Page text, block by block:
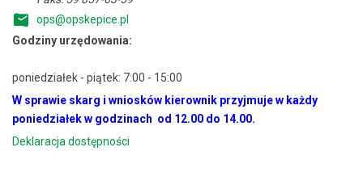
ops@opskepice.pl
Godziny urzędowania:
poniedziałek - piątek: 7:00 - 15:00
W sprawie skarg i wniosków kierownik przyjmuje w każdy
poniedziałek w godzinach od 12.00 do 14.00.
Deklaracja dostępności